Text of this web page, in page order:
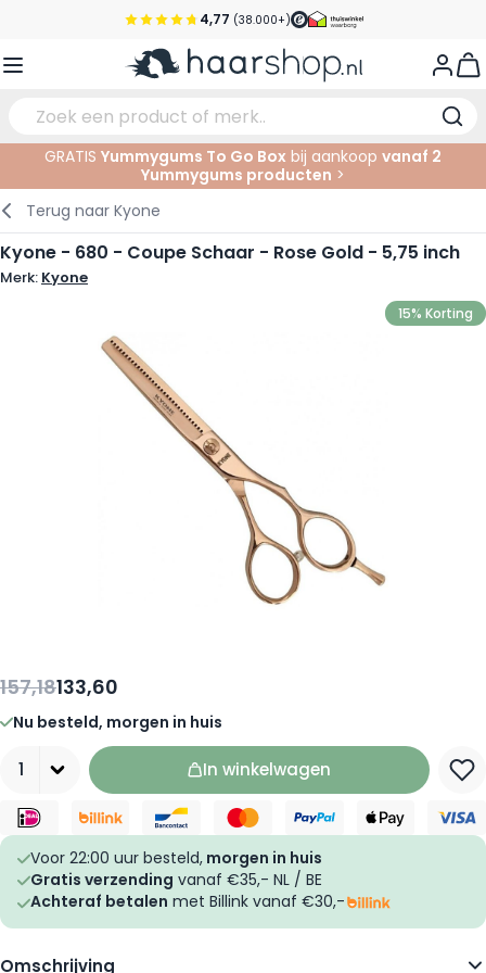
Ga naar de inhoud 4,77 (38.000+)
Voor 22:00 uur besteld, morgen in huis*
Service & Contact
Verzorging
Haarstyling
Haarkleuringen
Haarmode
Haar verlengen
Gezichtsverzorging
Lichaamsverzorging
Tanning
Oogverzorging
Supplementen
Wenkbrauwen
Ogen
Lippen
Accessoires
Nagelproducten
Nagel Accessoires
Haarproducten
Scheerproducten
Baardproducten
Elektrisch
Scheren
Knipbenodigdheden
In de Salon
Knippen
Kleuren
Permanenten
GRATIS Yummygums To Go Box bij aankoop vanaf 2
Yummygums producten >
Terug naar Kyone
Kyone - 680 - Coupe Schaar - Rose Gold - 5,75 inch
Merk: Kyone
15% Korting
157,18133,60
Nu besteld, morgen in huis
In winkelwagen
Voor 22:00 uur besteld, morgen in huis
Gratis verzending vanaf €35,- NL / BE
Achteraf betalen met Billink vanaf €30,-
Omschrijving